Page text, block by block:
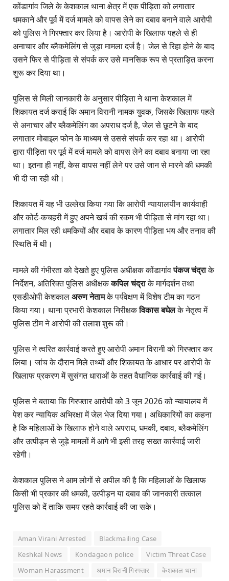
कोंडागांव जिले के केशकाल थाना क्षेत्र में एक पीड़िता को लगातार
धमकाने और पूर्व में दर्ज मामले को वापस लेने का दबाव बनाने वाले आरोपी
को पुलिस ने गिरफ्तार कर लिया है। आरोपी के खिलाफ पहले से ही
अनाचार और ब्लैकमेलिंग से जुड़ा मामला दर्ज है। जेल से रिहा होने के बाद
उसने फिर से पीड़िता से संपर्क कर उसे मानसिक रूप से प्रताड़ित करना
शुरू कर दिया था।
पुलिस से मिली जानकारी के अनुसार पीड़िता ने थाना केशकाल में
शिकायत दर्ज कराई कि अमान विरानी नामक युवक, जिसके खिलाफ पहले
से अनाचार और ब्लैकमेलिंग का अपराध दर्ज है, जेल से छूटने के बाद
लगातार मोबाइल फोन के माध्यम से उससे संपर्क कर रहा था। आरोपी
द्वारा पीड़िता पर पूर्व में दर्ज मामले को वापस लेने का दबाव बनाया जा रहा
था। इतना ही नहीं, केस वापस नहीं लेने पर उसे जान से मारने की धमकी
भी दी जा रही थी।
शिकायत में यह भी उल्लेख किया गया कि आरोपी न्यायालयीन कार्यवाही
और कोर्ट-कचहरी में हुए अपने खर्च की रकम भी पीड़िता से मांग रहा था।
लगातार मिल रही धमकियों और दबाव के कारण पीड़िता भय और तनाव की
स्थिति में थी।
मामले की गंभीरता को देखते हुए पुलिस अधीक्षक कोंडागांवपंकज चंद्राके
निर्देशन, अतिरिक्त पुलिस अधीक्षककपिल चंद्राके मार्गदर्शन तथा
एसडीओपी केशकालअरुण नेतामके पर्यवेक्षण में विशेष टीम का गठन
किया गया। थाना प्रभारी केशकाल निरीक्षकविकास बघेलके नेतृत्व में
पुलिस टीम ने आरोपी की तलाश शुरू की।
पुलिस ने त्वरित कार्रवाई करते हुए आरोपी अमान विरानी को गिरफ्तार कर
लिया। जांच के दौरान मिले तथ्यों और शिकायत के आधार पर आरोपी के
खिलाफ प्रकरण में सुसंगत धाराओं के तहत वैधानिक कार्रवाई की गई।
पुलिस ने बताया कि गिरफ्तार आरोपी को 3 जून 2026 को न्यायालय में
पेश कर न्यायिक अभिरक्षा में जेल भेज दिया गया। अधिकारियों का कहना
है कि महिलाओं के खिलाफ होने वाले अपराध, धमकी, दबाव, ब्लैकमेलिंग
और उत्पीड़न से जुड़े मामलों में आगे भी इसी तरह सख्त कार्रवाई जारी
रहेगी।
केशकाल पुलिस ने आम लोगों से अपील की है कि महिलाओं के खिलाफ
किसी भी प्रकार की धमकी, उत्पीड़न या दबाव की जानकारी तत्काल
पुलिस को दें ताकि समय रहते कार्रवाई की जा सके।
Aman Virani Arrested
Blackmailing Case
Keshkal News
Kondagaon police
Victim Threat Case
Woman Harassment
अमान विरानी गिरफ्तार
केशकाल थाना